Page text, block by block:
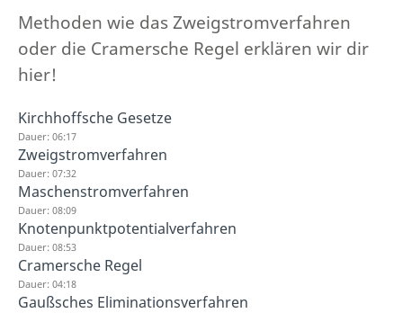
Methoden wie das Zweigstromverfahren
oder die Cramersche Regel erklären wir dir
hier!
Kirchhoffsche Gesetze
Dauer: 06:17
Zweigstromverfahren
Dauer: 07:32
Maschenstromverfahren
Dauer: 08:09
Knotenpunktpotentialverfahren
Dauer: 08:53
Cramersche Regel
Dauer: 04:18
Gaußsches Eliminationsverfahren